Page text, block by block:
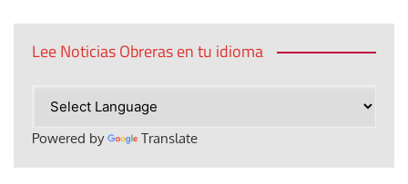
Lee Noticias Obreras en tu idioma
Powered by Translate